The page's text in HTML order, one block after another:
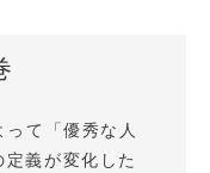
って「優秀な人
定義が変化した